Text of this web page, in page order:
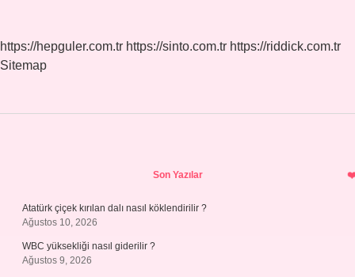
https://hepguler.com.tr https://sinto.com.tr https://riddick.com.tr
Sitemap
Son Yazılar
Atatürk çiçek kırılan dalı nasıl köklendirilir ?
Ağustos 10, 2026
WBC yüksekliği nasıl giderilir ?
Ağustos 9, 2026